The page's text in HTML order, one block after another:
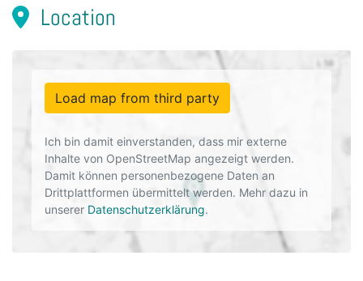
Location
Load map from third party
Ich bin damit einverstanden, dass mir externe
Inhalte von OpenStreetMap angezeigt werden.
Damit können personenbezogene Daten an
Drittplattformen übermittelt werden. Mehr dazu in
unserer Datenschutzerklärung.